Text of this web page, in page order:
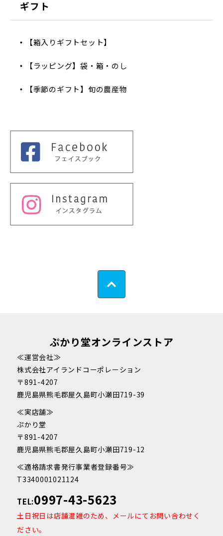
ギフト
【箱入りギフトセット】
【ラッピング】袋・箱・のし
【季節のギフト】旬の農産物
ぷかり堂オンラインストア
≪運営会社≫
株式会社アイランドコーポレーション
〒891-4207
鹿児島県熊毛郡屋久島町小瀬田719-39
≪実店舗≫
ぷかり堂
〒891-4207
鹿児島県熊毛郡屋久島町小瀬田719-12
≪適格請求書発行事業者登録番号≫
T3340001021124
TEL:0997-43-5623
土日祝日は店舗混雑のため、メールにてお問い合わせく
ださい。